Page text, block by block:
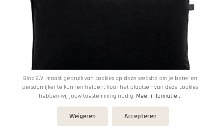
Binc B.V. maakt gebruik van cookies op deze website om je beter en
persoonlijker te kunnen helpen. Voor het plaatsen van deze cookies
hebben wij jouw toestemming nodig. Meer informatie...
Weigeren Accepteren